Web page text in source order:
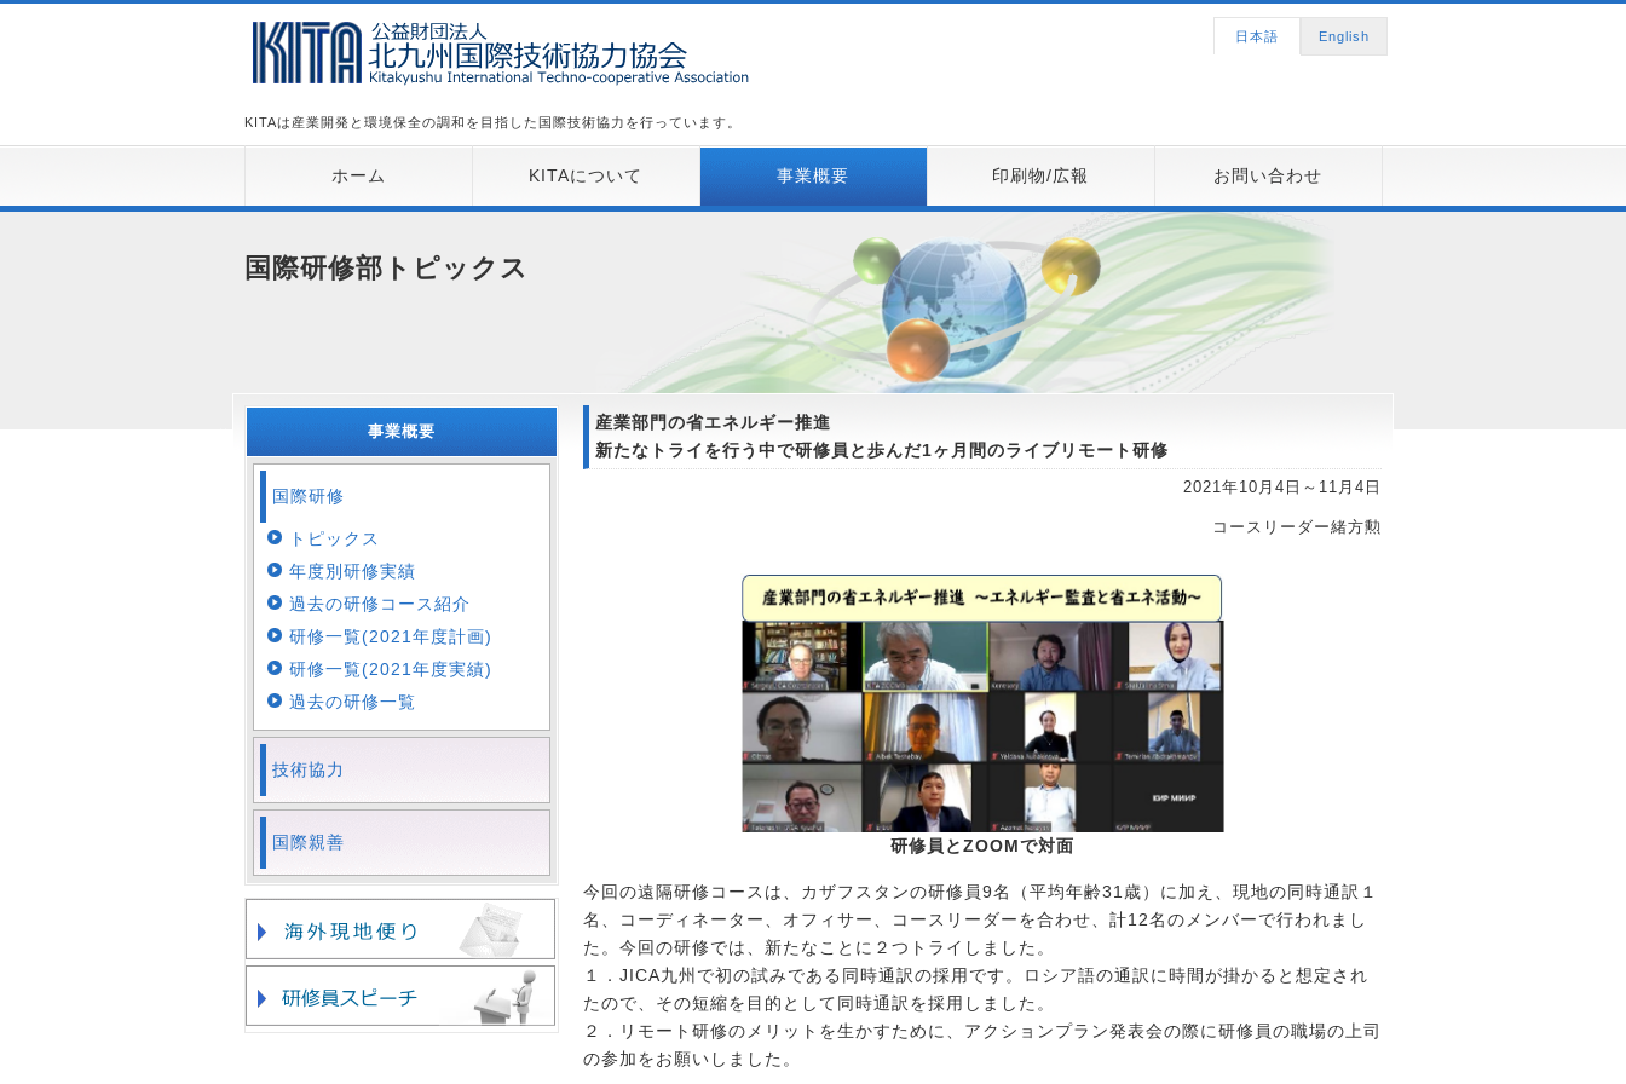
日本語 English
KITAは産業開発と環境保全の調和を目指した国際技術協力を行っています。
ホーム KITAについて 事業概要 印刷物/広報 お問い合わせ
国際研修部トピックス
産業部門の省エネルギー推進
新たなトライを行う中で研修員と歩んだ1ヶ月間のライブリモート研修
2021年10月4日～11月4日
コースリーダー緒方勲
研修員とZOOMで対面
今回の遠隔研修コースは、カザフスタンの研修員9名（平均年齢31歳）に加え、現地の同時通訳１
名、コーディネーター、オフィサー、コースリーダーを合わせ、計12名のメンバーで行われまし
た。今回の研修では、新たなことに２つトライしました。
１．JICA九州で初の試みである同時通訳の採用です。ロシア語の通訳に時間が掛かると想定され
たので、その短縮を目的として同時通訳を採用しました。
２．リモート研修のメリットを生かすために、アクションプラン発表会の際に研修員の職場の上司
の参加をお願いしました。
事業概要
国際研修
トピックス
年度別研修実績
過去の研修コース紹介
研修一覧(2021年度計画)
研修一覧(2021年度実績)
過去の研修一覧
技術協力
国際親善